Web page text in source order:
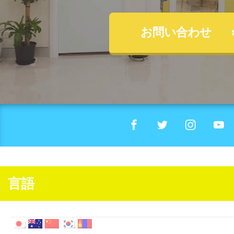
お問い合わせ
言語